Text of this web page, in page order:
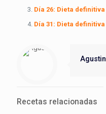
Día 26: Dieta definitiva
Día 31: Dieta definitiva
Agustin
Recetas relacionadas